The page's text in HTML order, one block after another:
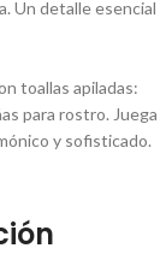
Un detalle esencial
toallas apiladas:
para rostro. Juega
y sofisticado.